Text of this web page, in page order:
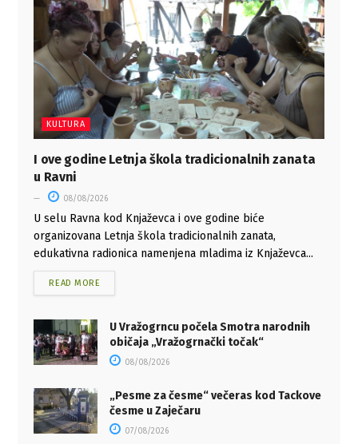
KULTURA
I ove godine Letnja škola tradicionalnih zanata
u Ravni
08/08/2026
U selu Ravna kod Knjaževca i ove godine biće
organizovana Letnja škola tradicionalnih zanata,
edukativna radionica namenjena mladima iz Knjaževca...
READ MORE
U Vražogrncu počela Smotra narodnih
običaja „Vražogrnački točak“
08/08/2026
„Pesme za česme“ večeras kod Tackove
česme u Zaječaru
07/08/2026